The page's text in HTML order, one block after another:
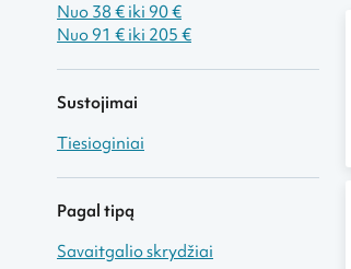
Nuo 38 € iki 90 €
Nuo 91 € iki 205 €
Sustojimai
Tiesioginiai
Pagal tipą
Savaitgalio skrydžiai